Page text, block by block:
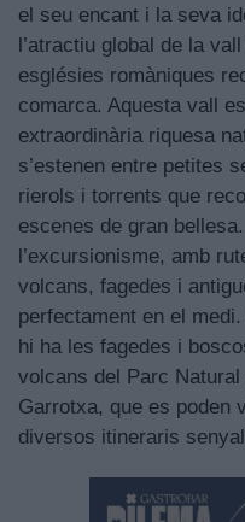
el seu encant i la seva
l’atractiu global de la
esglésies romàniques
comarca. Aquesta vall
extraordinària riquesa
s’estenen entre petites
rierols i torrents que
escenes de gran
l’excursionisme, amb
volcans, fagedes i
perfectament en el
hi ha les fagedes i
volcans del Parc
Garrotxa, que es poden
diversos itineraris